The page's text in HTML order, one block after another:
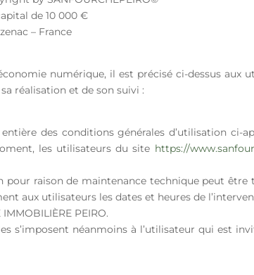
de 10 000 €
– France
numérique, il est précisé ci-dessus aux
réalisation et de son suivi :
des conditions générales d’utilisation ci-
les utilisateurs du site https://
raison de maintenance technique peut être
aux utilisateurs les dates et heures de
PEIRO.
néanmoins à l’utilisateur qui est